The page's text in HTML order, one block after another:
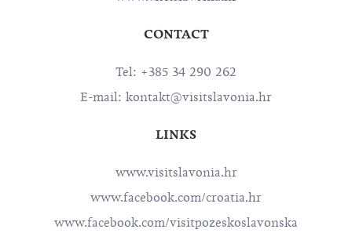
CONTACT
Tel: +385 34 290 262
E-mail: kontakt@visitslavonia.hr
LINKS
www.visitslavonia.hr
www.facebook.com/croatia.hr
www.facebook.com/visitpozeskoslavonska